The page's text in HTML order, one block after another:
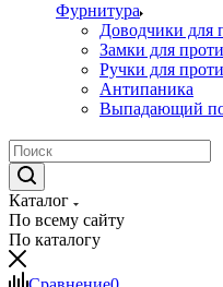
Фурнитура
Доводчики для
Замки для
Ручки для
Антипаника
Выпадающий
Каталог
По всему сайту
По каталогу